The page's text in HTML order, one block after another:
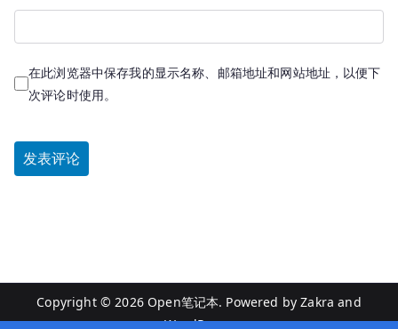
在此浏览器中保存我的显示名称、邮箱地址和网站地址，以便下
次评论时使用。
Copyright © 2026 Open笔记本. Powered byZakra and
WordPress.